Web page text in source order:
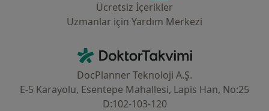
Ücretsiz İçerikler
Uzmanlar için Yardım Merkezi
DoktorTakvimi - Ana Sayfa
DocPlanner Teknoloji A.Ş.
E-5 Karayolu, Esentepe Mahallesi, Lapis Han, No:25
D:102-103-120